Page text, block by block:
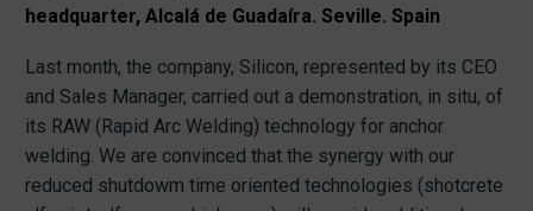
headquarter, Alcalá de Guadaíra. Seville. Spain
Last month, the company, Silicon, represented by its CEO
and Sales Manager, carried out a demonstration, in situ, of
its RAW (Rapid Arc Welding) technology for anchor
welding. We are convinced that the synergy with our
reduced shutdowm time oriented technologies (shotcrete